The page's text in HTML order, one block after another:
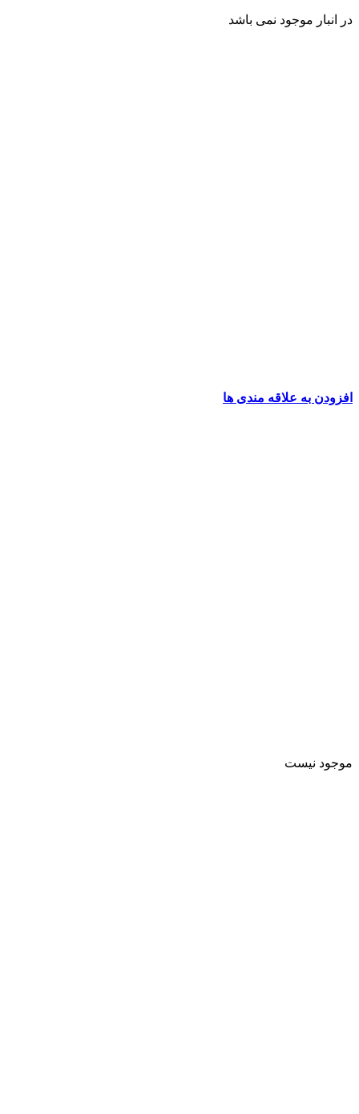
در انبار موجود نمی باشد
افزودن به علاقه مندی ها
موجود نیست